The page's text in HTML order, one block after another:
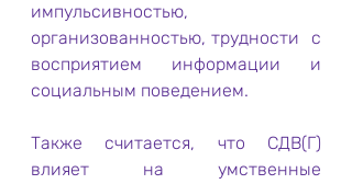
импульсивностью,
организованностью, трудности  с
восприятием информации и
социальным поведением.
Также считается, что СДВ(Г)
влияет на умственные